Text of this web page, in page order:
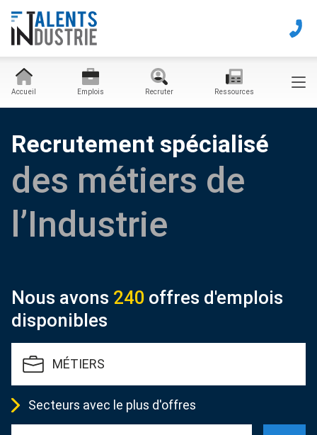
Accueil Emplois Recruter Ressources
Recrutement spécialisé
des métiers de
l’Industrie
Nous avons 240 offres d'emplois
disponibles
MÉTIERS
Secteurs avec le plus d'offres